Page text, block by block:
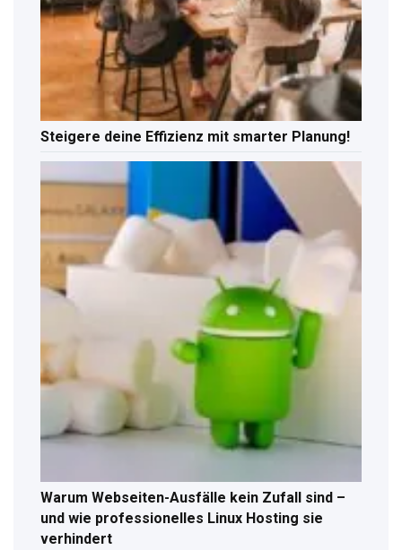
Steigere deine Effizienz mit smarter Planung!
Warum Webseiten-Ausfälle kein Zufall sind –
und wie professionelles Linux Hosting sie
verhindert